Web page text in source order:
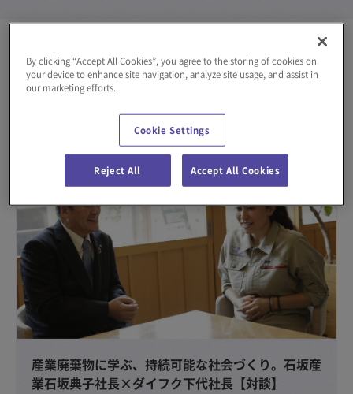
RSS
記事一覧
産業廃棄物に学ぶ、持続可能な社会づくり。石坂産
業石坂典子社長×ダイフク下代社長【対談】
By clicking “Accept All Cookies”, you agree to the storing of cookies on
your device to enhance site navigation, analyze site usage, and assist in
our marketing efforts.
Cookie Settings
Reject All Accept All Cookies